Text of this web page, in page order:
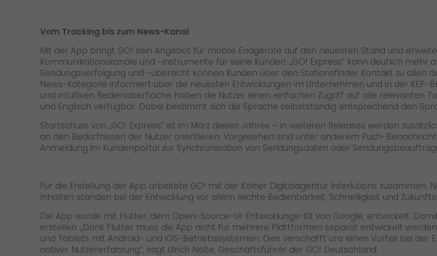
Vom Tracking bis zum News-Kanal
Mit der App bringt GO! sein Angebot für mobile Endgeräte auf den neuesten Stand und
Kommunikationskanäle und -instrumente für seine Kunden. „GO! Express“ kann deutlich mehr
Sendungsverfolgung und -übersicht können Kunden über den Stationsfinder Kontakt zu allen
News-Kategorie informiert über die neuesten Entwicklungen im Unternehmen und in der
und intuitiven Bedienoberfläche haben die Nutzer einen einfachen Zugriff auf alle relevanten
und Englisch verfügbar. Dabei bestimmt sich die Sprache selbstständig entsprechend den
Startschuss von „GO! Express“ ist im März dieses Jahres – in weiteren Releases werden
an den Bedürfnissen der Nutzer orientieren. Vorgesehen sind unter anderem Push-
Anmeldung im Kundenportal zur Synchronisation von Sendungsdaten oder
Für die Erstellung der App arbeitete GO! mit der Kölner Digitalagentur Interlutions zusammen.
Inhalten standen bei der Entwicklung vor allem leichte Bedienbarkeit, Schnelligkeit und
Die App wurde mit Flutter, dem Open-Source-UI-Entwicklungs-Kit von Google, entwickelt.
erstellen. „Dank Flutter muss die App nicht für mehrere Plattformen separat entwickelt
und Tablets mit Android- und iOS-Betriebssystemen. Dies verschafft uns einen Vorteil bei der
nativer Nutzererfahrung“, sagt Ulrich Nolte, Geschäftsführer der GO! Deutschland.